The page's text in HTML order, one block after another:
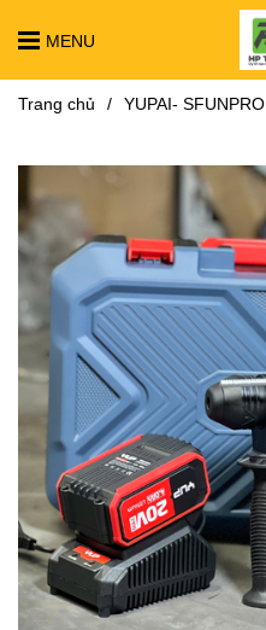
MENU
Trang chủ / YUPAI- SFUNPRO